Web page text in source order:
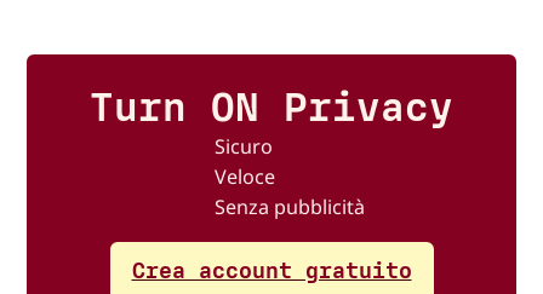
Turn ON Privacy
Sicuro
Veloce
Senza pubblicità
Crea account gratuito